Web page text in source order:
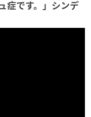
症です。」シンデ